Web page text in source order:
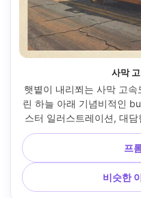
사막
햇볕이 내리쬐는 사막 고
린 하늘 아래 기념비적인
스터 일러스트레이션, 대
미묘한 먼지 안개, 헤드라
제목을 위한 미니멀리스트
스드 종이 질감, 인쇄 친화
깊
프
비슷한